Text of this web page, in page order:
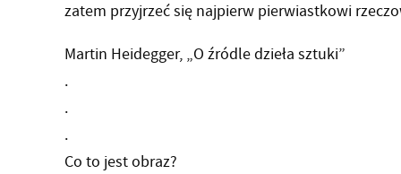
zatem przyjrzeć się najpierw pierwiastkowi
Martin Heidegger, „O źródle dzieła sztuki”
.
.
.
Co to jest obraz?